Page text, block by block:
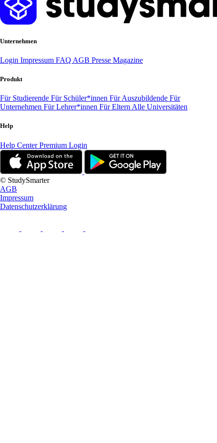
Unternehmen
Login Impressum FAQ AGB Presse Magazine
Produkt
Für Studierende Für Schüler*innen Für Auszubildende Für
Unternehmen Für Lehrer*innen Für Eltern Alle Universitäten
Help
Help CenterPremium Login
© StudySmarter
AGB
Impressum
Datenschutzerklärung